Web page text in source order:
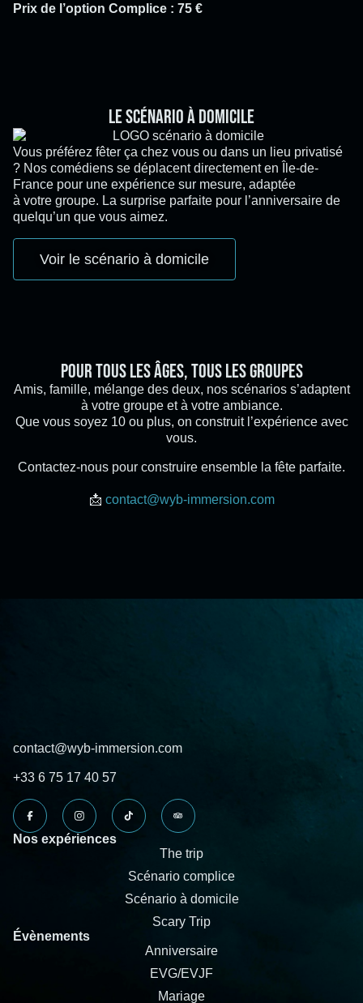
Prix de l’option Complice : 75 €
Le scénario à domicile
Vous préférez fêter ça chez vous ou dans un lieu privatisé
? Nos comédiens se déplacent directement en Île-de-
France pour une expérience sur mesure, adaptée
à votre groupe. La surprise parfaite pour l’anniversaire de
quelqu’un que vous aimez.
Voir le scénario à domicile
Pour tous les âges, tous les groupes
Amis, famille, mélange des deux, nos scénarios s’adaptent
à votre groupe et à votre ambiance.
Que vous soyez 10 ou plus, on construit l’expérience avec
vous.
Contactez-nous pour construire ensemble la fête parfaite.
📩 contact@wyb-immersion.com
contact@wyb-immersion.com
+33 6 75 17 40 57
Nos expériences
The trip
Scénario complice
Scénario à domicile
Scary Trip
Évènements
Anniversaire
EVG/EVJF
Mariage